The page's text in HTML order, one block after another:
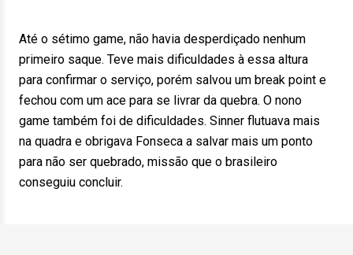
Até o sétimo game, não havia desperdiçado nenhum
primeiro saque. Teve mais dificuldades à essa altura
para confirmar o serviço, porém salvou um break point e
fechou com um ace para se livrar da quebra. O nono
game também foi de dificuldades. Sinner flutuava mais
na quadra e obrigava Fonseca a salvar mais um ponto
para não ser quebrado, missão que o brasileiro
conseguiu concluir.